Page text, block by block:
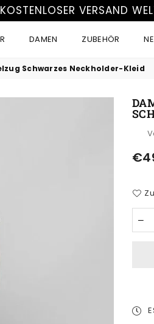
KOSTENLOSER VERSAND
DAMEN ZUBEHÖR
Schwarzes Neckholder-Kleid